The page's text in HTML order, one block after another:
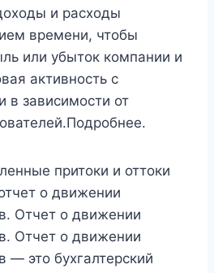
и расходы
времени, чтобы
или убыток компании и
активность с
в зависимости от
притоки и оттоки
о движении
Отчет о движении
Отчет о движении
— это бухгалтерский